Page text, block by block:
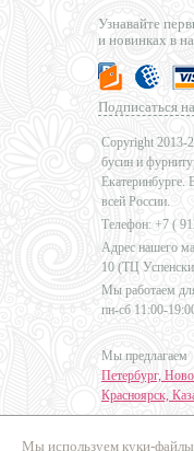
Мы используем куки-
Узнавайте
и новинках в
Подписаться
Copyright 2013-
бусин и
Екатеринбурге.
всей России.
Телефон: +7 (
Адрес нашего
10 (ТЦ
Мы работаем
пн-сб 11:00-
Мы предлагаем
Петербург,
Красноярск,